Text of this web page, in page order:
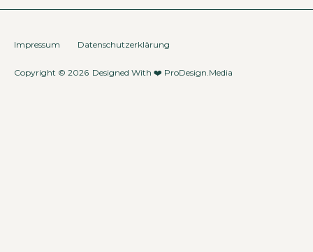
Copyright © 2026 Designed With ❤️ ProDesign.Media
Impressum Datenschutzerklärung